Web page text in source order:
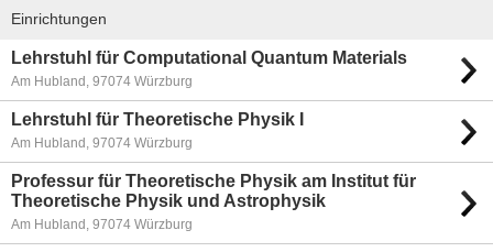
Einrichtungen
Lehrstuhl für Computational Quantum Materials
Am Hubland, 97074 Würzburg
Lehrstuhl für Theoretische Physik I
Am Hubland, 97074 Würzburg
Professur für Theoretische Physik am Institut für
Theoretische Physik und Astrophysik
Am Hubland, 97074 Würzburg